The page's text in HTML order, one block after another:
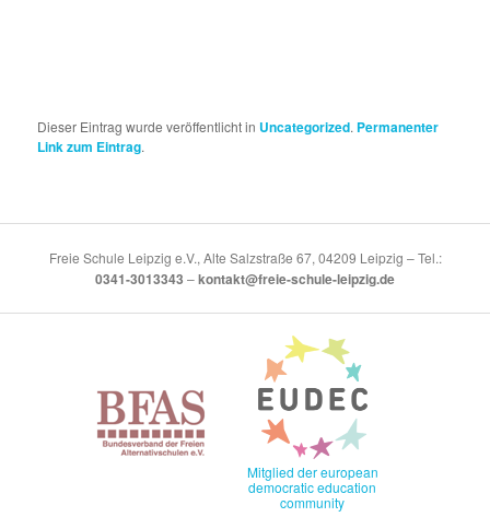
Dieser Eintrag wurde veröffentlicht in Uncategorized. Permanenter
Link zum Eintrag.
Freie Schule Leipzig e.V., Alte Salzstraße 67, 04209 Leipzig – Tel.:
0341-3013343 –kontakt@freie-schule-leipzig.de
Mitglied der european
democratic education
community